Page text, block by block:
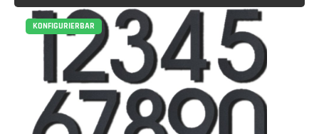
KONFIGURIERBAR